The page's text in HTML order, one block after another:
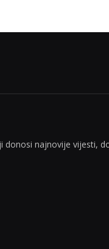
donosi najnovije vijesti,